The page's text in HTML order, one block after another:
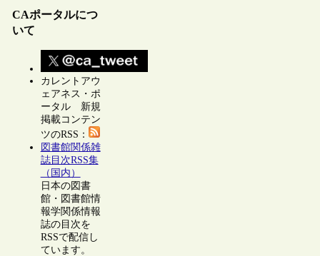
CAポータルにつ
いて
カレントアウ
ェアネス・ポ
ータル 新規
掲載コンテン
ツのRSS：
図書館関係雑
誌目次RSS集
（国内）
日本の図書
館・図書館情
報学関係情報
誌の目次を
RSSで配信し
ています。